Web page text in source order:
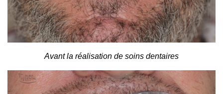
Avant la réalisation de soins dentaires